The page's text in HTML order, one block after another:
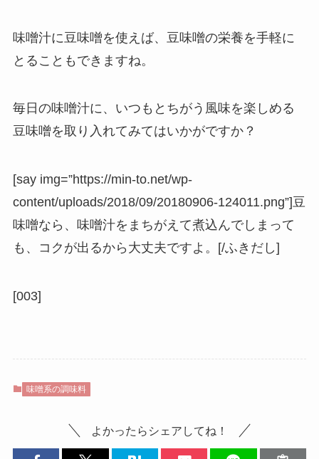
味噌汁に豆味噌を使えば、豆味噌の栄養を手軽に
とることもできますね。
毎日の味噌汁に、いつもとちがう風味を楽しめる
豆味噌を取り入れてみてはいかがですか？
[say img=”https://min-to.net/wp-
content/uploads/2018/09/20180906-124011.png”]豆
味噌なら、味噌汁をまちがえて煮込んでしまって
も、コクが出るから大丈夫ですよ。[/ふきだし]
[003]
味噌系の調味料
よかったらシェアしてね！